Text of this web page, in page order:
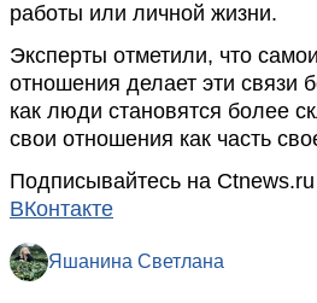
работы или личной жизни.
Эксперты отметили, что
отношения делает эти связи
как люди становятся более
свои отношения как часть
Подписывайтесь на
ВКонтакте
Яшанина Светлана